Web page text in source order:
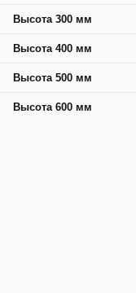
Высота 300 мм
Высота 400 мм
Высота 500 мм
Высота 600 мм